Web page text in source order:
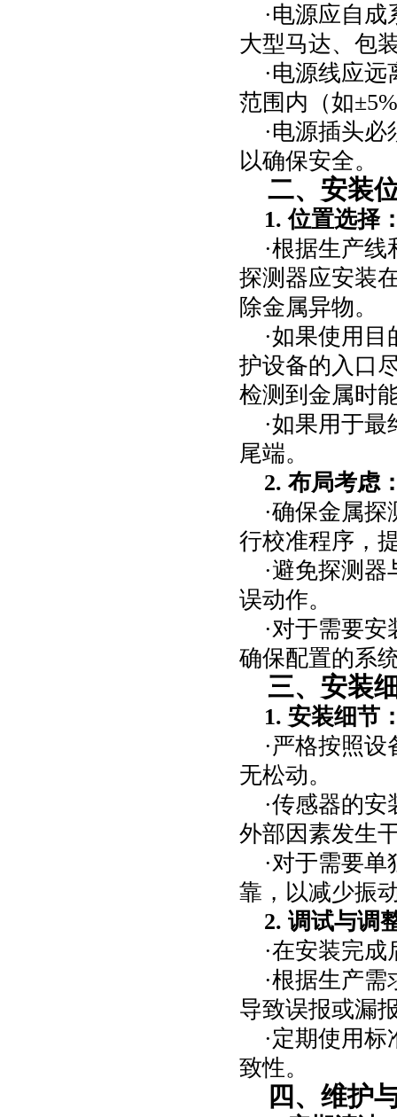
·电源应自
大型马达、包
·电源线应
范围内（如±5%
·电源插头
以确保安全。
二、安装
1.位置选择
·根据生产
探测器应安装
除金属异物。
·如果使用
护设备的入口
检测到金属时
·如果用于
尾端。
2.布局考虑
·确保金属
行校准程序，
·避免探测
误动作。
·对于需要
确保配置的系
三、安装
1. 安装细节
·严格按照
无松动。
·传感器的
外部因素发生
·对于需要
靠，以减少振
2.调试与调
·在安装完
·根据生产
导致误报或漏
·定期使用
致性。
四、维护